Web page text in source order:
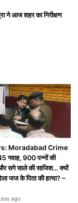
ने आज शहर का निरीक्षण
Moradabad Crime
गवाह, 900 पन्नों की
सगे साले की साजिश… क्यों
जज के पिता की हत्या? –
ago